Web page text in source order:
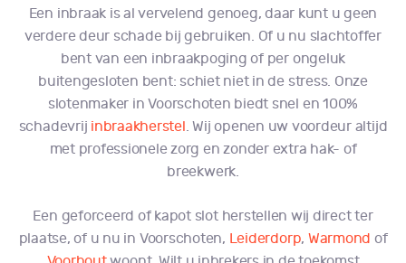
Een inbraak is al vervelend genoeg, daar kunt u geen
verdere deur schade bij gebruiken. Of u nu slachtoffer
bent van een inbraakpoging of per ongeluk
buitengesloten bent: schiet niet in de stress. Onze
slotenmaker in Voorschoten biedt snel en 100%
schadevrij inbraakherstel. Wij openen uw voordeur altijd
met professionele zorg en zonder extra hak- of
breekwerk.
Een geforceerd of kapot slot herstellen wij direct ter
plaatse, of u nu in Voorschoten, Leiderdorp, Warmond of